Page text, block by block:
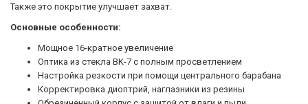
Также это покрытие улучшает захват.
Основные особенности:
Мощное 16-кратное увеличение
Оптика из стекла BK-7 с полным просветлением
Настройка резкости при помощи центрального барабана
Корректировка диоптрий, наглазники из резины